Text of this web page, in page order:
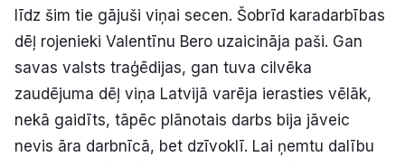
Ziņo redakcijai
Facebook Instagram YouTube
E-avīze Abonē
līdz šim tie gājuši viņai secen. Šobrīd karadarbības
dēļ rojenieki Valentīnu Bero uzaicināja paši. Gan
savas valsts traģēdijas, gan tuva cilvēka
zaudējuma dēļ viņa Latvijā varēja ierasties vēlāk,
nekā gaidīts, tāpēc plānotais darbs bija jāveic
nevis āra darbnīcā, bet dzīvoklī. Lai ņemtu dalību